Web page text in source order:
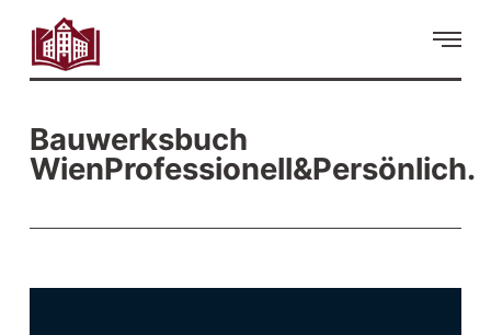
Bauwerksbuch
WienProfessionell&Persönlich.